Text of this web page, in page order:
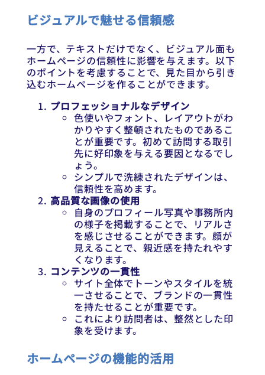
ビジュアルで魅せる信頼感
一方で、テキストだけでなく、ビジュアル面も
ホームページの信頼性に影響を与えます。以下
のポイントを考慮することで、見た目から引き
込むホームページを作ることができます。
プロフェッショナルなデザイン
色使いやフォント、レイアウトがわ
かりやすく整頓されたものであるこ
とが重要です。初めて訪問する取引
先に好印象を与える要因となるでし
ょう。
シンプルで洗練されたデザインは、
信頼性を高めます。
高品質な画像の使用
自身のプロフィール写真や事務所内
の様子を掲載することで、リアルさ
を感じさせることができます。顔が
見えることで、親近感を持たれやす
くなります。
コンテンツの一貫性
サイト全体でトーンやスタイルを統
一させることで、ブランドの一貫性
を持たせることが重要です。
これにより訪問者は、整然とした印
象を受けます。
ホームページの機能的活用